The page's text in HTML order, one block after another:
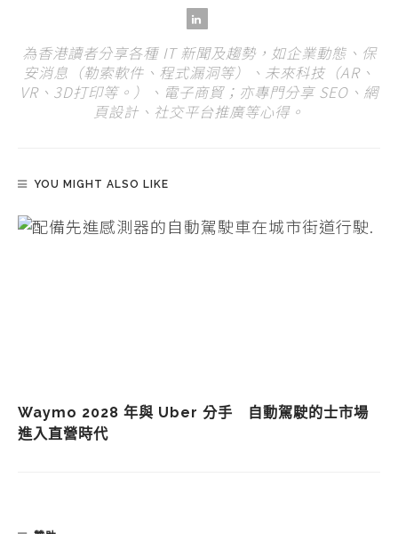
為香港讀者分享各種 IT 新聞及趨勢，如企業動態、保
安消息（勒索軟件、程式漏洞等）、未來科技（AR、
VR、3D打印等。）、電子商貿；亦專門分享 SEO、網
頁設計、社交平台推廣等心得。
YOU MIGHT ALSO LIKE
Waymo 2028 年與 Uber 分手 自動駕駛的士市場
進入直營時代